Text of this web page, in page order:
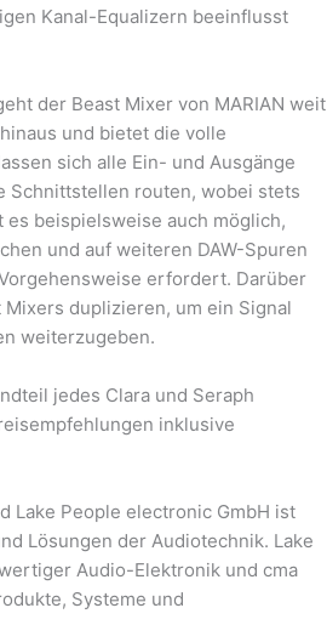
Kanal-Equalizern beeinflusst
der Beast Mixer von MARIAN weit
und bietet die volle
sich alle Ein- und Ausgänge
Schnittstellen routen, wobei stets
beispielsweise auch möglich,
und auf weiteren DAW-Spuren
erfordert. Darüber
duplizieren, um ein Signal
weiterzugeben.
jedes Clara und Seraph
inklusive
Lake People electronic GmbH ist
Lösungen der Audiotechnik. Lake
Audio-Elektronik und cma
Systeme und